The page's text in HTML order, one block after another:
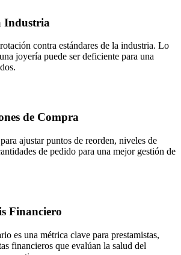
Industria
contra estándares de la industria. Lo
joyería puede ser deficiente para una
de Compra
ajustar puntos de reorden, niveles de
de pedido para una mejor gestión de
Financiero
es una métrica clave para prestamistas,
financieros que evalúan la salud del